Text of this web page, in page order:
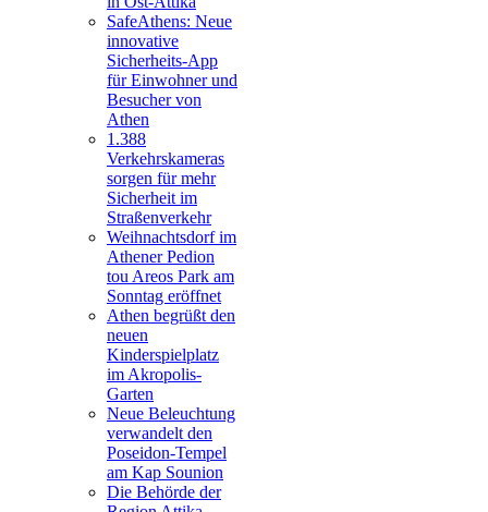
SafeAthens: Neue
innovative
Sicherheits-App
für Einwohner und
Besucher von
Athen
1.388
Verkehrskameras
sorgen für mehr
Sicherheit im
Straßenverkehr
Weihnachtsdorf im
Athener Pedion
tou Areos Park am
Sonntag eröffnet
Athen begrüßt den
neuen
Kinderspielplatz
im Akropolis-
Garten
Neue Beleuchtung
verwandelt den
Poseidon-Tempel
am Kap Sounion
Die Behörde der